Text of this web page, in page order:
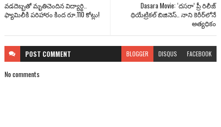
Dasara Movie: ‘దసరా’ ప్రీ రిలీజ్
థియేట్రికల్ బిజినెస్.. నాని కెరీర్‌లోనే
అత్యధికం
వడదెబ్బతో మృతిచెందిన విద్యార్ధి..
ఫ్యామిలీకి పరిహారం కింద రూ.110 కోట్లు!
POST COMMENT BLOGGER DISQUS FACEBOOK
No comments